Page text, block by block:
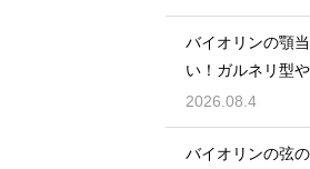
バイオリンの顎
い！ガルネリ型
ら自分に合う形を
2026.08.4
バイオリンの弦